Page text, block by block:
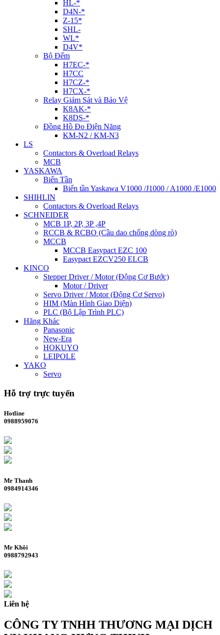
HL-*
D4N-*
Z-15*
SHL-
WL*
D4V*
Bộ Đếm
H7EC-*
H7CC
H7CZ-*
H7CX-*
Relay Giám Sát và Bảo Vệ
K8AK-*
K8DS-*
Đồng Hồ Đo Điện Năng
KM-N2 / KM-N3
LS
Contactors & Overload Relays
MCB
YASKAWA
Biến Tần
Biến tần Yaskawa V1000 /J1000 / A1000 /E1000
SHIHLIN
Contactors & Overload Relays
SCHNEIDER
MCB 1P, 2P, 3P ,4P
RCCB & RCBO (Cầu dao chống dòng rò)
MCCB
MCCB Easypact EZC 100
Easypact EZCV250 ELCB
KINCO
Stepper Driver / Motor (Động Cơ Bước)
Motor / Driver
Servo Driver / Motor (Động Cơ Servo)
HIM (Màn Hình Giao Diện)
PLC (Bộ Lập Trình PLC)
Hãng Khác
Panasonic
New-Era
HOKUYO
LEIPOLE
YAKO
Servo
Hỗ trợ trực tuyến
Hotline
0988959076
Mr Thanh
0984914346
Mr Khôi
0988792943
Liên hệ
CÔNG TY TNHH THƯƠNG MẠI DỊCH